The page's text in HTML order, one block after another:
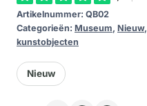
Artikelnummer: QB02
Categorieën: Museum, Nieuw,
kunstobjecten
Nieuw